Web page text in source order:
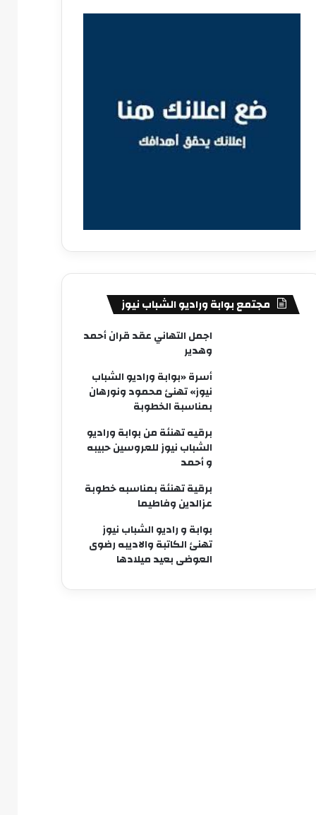
مجتمع بوابة وراديو الشباب نيوز
اجمل التهاني عقد قران أحمد
وهدير
أسرة «بوابة وراديو الشباب
نيوز» تهنئ محمود ونورهان
بمناسبة الخطوبة
برقيه تهنئة من بوابة وراديو
الشباب نيوز للعروسين حبيبه
و أحمد
برقية تهنئة بمناسبه خطوبة
عزالدين وفاطيما
بوابة و راديو الشباب نيوز
تهنئ الكاتبة والاديبه رضوى
العوضى بعيد ميلادها